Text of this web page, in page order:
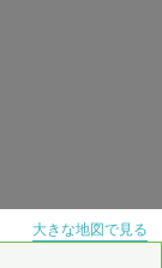
大きな地図で見る